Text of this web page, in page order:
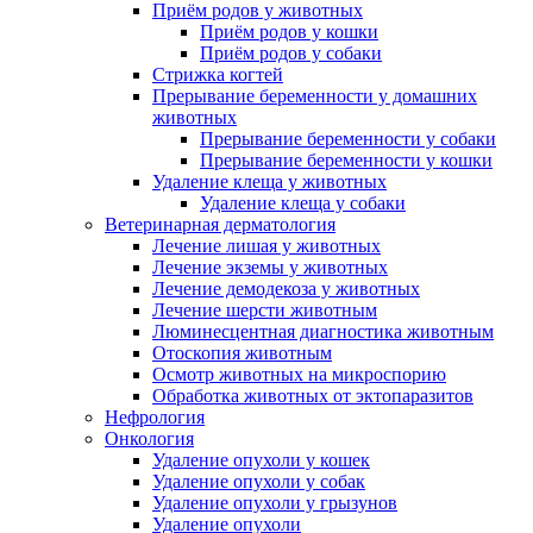
Приём родов у животных
Приём родов у кошки
Приём родов у собаки
Стрижка когтей
Прерывание беременности у домашних
животных
Прерывание беременности у собаки
Прерывание беременности у кошки
Удаление клеща у животных
Удаление клеща у собаки
Ветеринарная дерматология
Лечение лишая у животных
Лечение экземы у животных
Лечение демодекоза у животных
Лечение шерсти животным
Люминесцентная диагностика животным
Отоскопия животным
Осмотр животных на микроспорию
Обработка животных от эктопаразитов
Нефрология
Онкология
Удаление опухоли у кошек
Удаление опухоли у собак
Удаление опухоли у грызунов
Удаление опухоли